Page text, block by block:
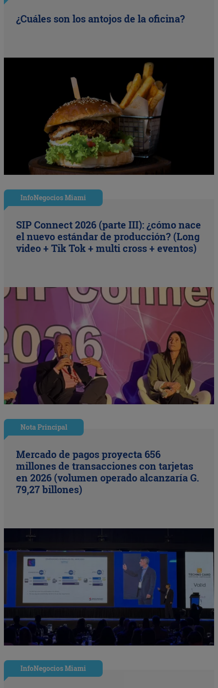
¿Cuáles son los antojos de la oficina?
InfoNegocios Miami
SIP Connect 2026 (parte III): ¿cómo nace
el nuevo estándar de producción? (Long
video + Tik Tok + multi cross + eventos)
Nota Principal
Mercado de pagos proyecta 656
millones de transacciones con tarjetas
en 2026 (volumen operado alcanzaría G.
79,27 billones)
InfoNegocios Miami